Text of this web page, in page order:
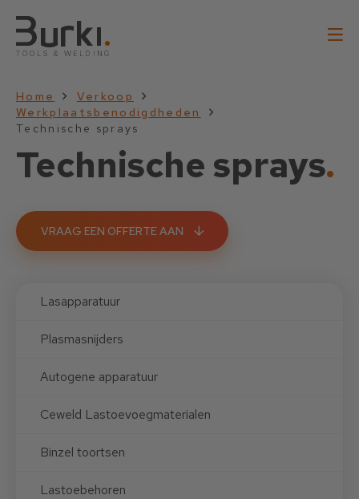
Home
Verkoop
Werkplaatsbenodigdheden
Technische sprays
Technische sprays.
VRAAG EEN OFFERTE AAN
Lasapparatuur
Plasmasnijders
Autogene apparatuur
Ceweld Lastoevoegmaterialen
Binzel toortsen
Lastoebehoren